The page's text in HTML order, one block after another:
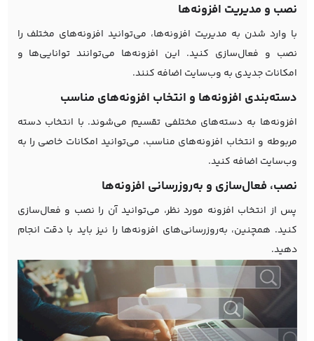
نصب و مدیریت افزونه‌ها
با وارد شدن به مدیریت افزونه‌ها، می‌توانید افزونه‌های مختلف را
نصب و فعال‌سازی کنید. این افزونه‌ها می‌توانند توانایی‌ها و
امکانات جدیدی به وب‌سایت اضافه کنند.
دسته‌بندی افزونه‌ها و انتخاب افزونه‌های مناسب
افزونه‌ها به دسته‌های مختلفی تقسیم می‌شوند. با انتخاب دسته
مربوطه و انتخاب افزونه‌های مناسب، می‌توانید امکانات خاصی را به
وب‌سایت اضافه کنید.
نصب، فعال‌سازی و به‌روزرسانی افزونه‌ها
پس از انتخاب افزونه مورد نظر، می‌توانید آن را نصب و فعال‌سازی
کنید. همچنین، به‌روزرسانی‌های افزونه‌ها را نیز باید با دقت انجام
دهید.